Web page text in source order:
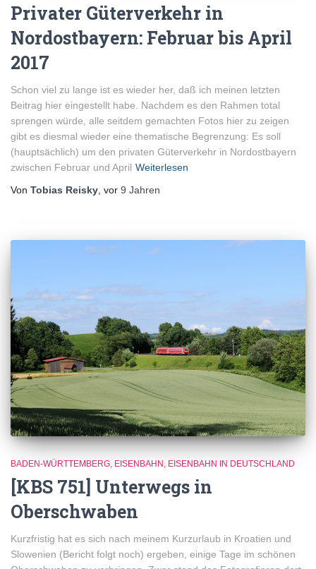
Privater Güterverkehr in
Nordostbayern: Februar bis April
2017
Schon viel zu lange ist es wieder her, daß ich meinen letzten
Beitrag hier eingestellt habe. Nachdem es den Rahmen total
sprengen würde, alle seitdem gemachten Fotos hier zu zeigen
gibt es diesmal wieder eine thematische Begrenzung: Es soll
(hauptsächlich) um den privaten Güterverkehr in Nordostbayern
zwischen Februar und April Weiterlesen
Von Tobias Reisky , vor 9 Jahren
BADEN-WÜRTTEMBERG EISENBAHN EISENBAHN IN DEUTSCHLAND
[KBS 751] Unterwegs in
Oberschwaben
Kurzfristig hat es sich nach meinem Kurzurlaub in Kroatien und
Slowenien (Bericht folgt noch) ergeben, einige Tage im schönen